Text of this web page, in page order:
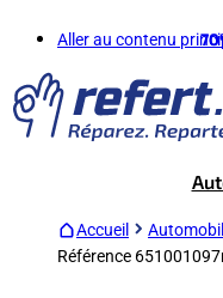
Aller au contenu
Accueil
Référence